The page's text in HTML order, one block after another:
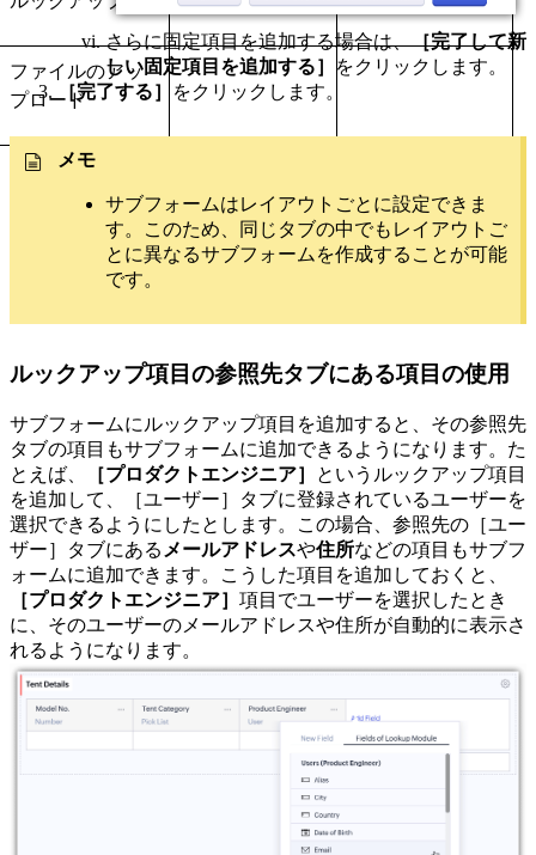
ファイルのアッ
プロード
さらに固定項目を追加する場合は、［完了して新
しい固定項目を追加する］
をクリックします。
［完了する］
をクリックします。
メモ
サブフォームはレイアウトごとに設定できま
す。このため、同じタブの中でもレイアウトご
とに異なるサブフォームを作成することが可能
です。
ルックアップ項目の参照先タブにある項目の使用
サブフォームにルックアップ項目を追加すると、その参照先
タブの項目もサブフォームに追加できるようになります。た
とえば、
［プロダクトエンジニア］
というルックアップ項目
を追加して、［ユーザー］タブに登録されているユーザーを
選択できるようにしたとします。この場合、参照先の［ユー
ザー］タブにある メールアドレスや住所などの項目もサブフ
ォームに追加できます。こうした項目を追加しておくと、
［プロダクトエンジニア］ 項目でユーザーを選択したとき
に、そのユーザーのメールアドレスや住所が自動的に表示さ
れるようになります。